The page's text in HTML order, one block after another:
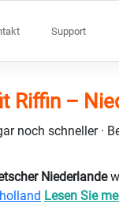
Support
Riffin –
noch schneller ·
Niederlande
Lesen Sie